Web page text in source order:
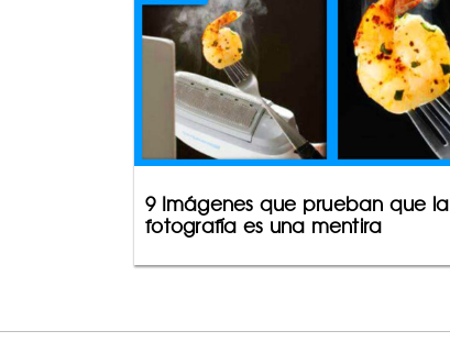
9 Imágenes que prueban que la
fotografía es una mentira